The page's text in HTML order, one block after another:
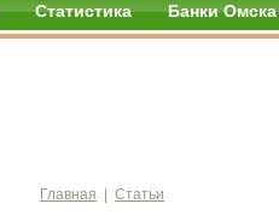
Статистика Банки Омска
Главная Статьи